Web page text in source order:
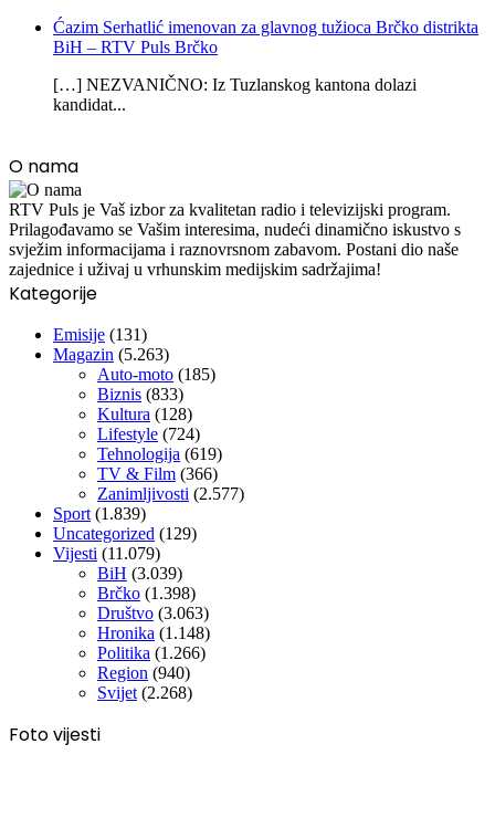
Ćazim Serhatlić imenovan za glavnog tužioca Brčko distrikta
BiH – RTV Puls Brčko
[…] NEZVANIČNO: Iz Tuzlanskog kantona dolazi
kandidat...
O nama
RTV Puls je Vaš izbor za kvalitetan radio i televizijski program.
Prilagođavamo se Vašim interesima, nudeći dinamično iskustvo s
svježim informacijama i raznovrsnom zabavom. Postani dio naše
zajednice i uživaj u vrhunskim medijskim sadržajima!
Kategorije
Emisije (131)
Magazin (5.263)
Auto-moto (185)
Biznis (833)
Kultura (128)
Lifestyle (724)
Tehnologija (619)
TV & Film (366)
Zanimljivosti (2.577)
Sport (1.839)
Uncategorized (129)
Vijesti (11.079)
BiH (3.039)
Brčko (1.398)
Društvo (3.063)
Hronika (1.148)
Politika (1.266)
Region (940)
Svijet (2.268)
Foto vijesti